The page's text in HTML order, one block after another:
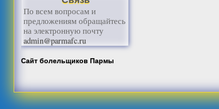
По всем вопросам и
предложениям обращайтесь
на электронную почту
admin@parmafc.ru
Сайт болельщиков Пармы